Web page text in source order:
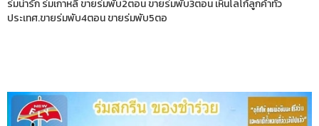
ร่มน่ารัก ร่มเกาหลี ขายร่มพับ2ตอน ขายร่มพับ3ตอน เห็นโลโก้ลูกค้าทั่ว
ประเทศ.ขายร่มพับ4ตอน ขายร่มพับ5ตอ